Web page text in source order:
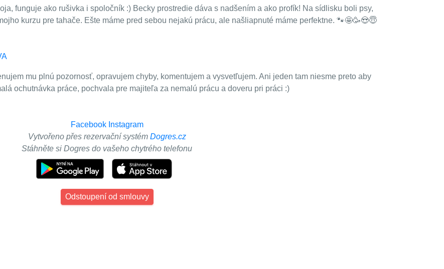
funguje ako rušivka i spoločník :) Becky prostredie dáva s nadšením a ako profík! Na sídlisku boli psy,
kurzu pre tahače. Ešte máme pred sebou nejakú prácu, ale našliapnuté máme perfektne. 🐾🤩🥳😍😇
mu plnú pozornosť, opravujem chyby, komentujem a vysvetľujem. Ani jeden tam niesme preto aby
ochutnávka práce, pochvala pre majiteľa za nemalú prácu a doveru pri práci :)
Facebook Instagram
Vytvořeno přes rezervační systém Dogres.cz
Stáhněte si Dogres do vašeho chytrého telefonu
Odstoupení od smlouvy